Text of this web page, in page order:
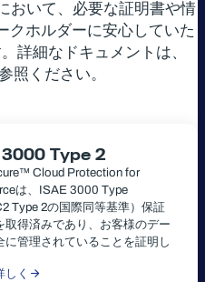
おいて、必要な証明書や情
クホルダーに安心していた
詳細なドキュメントは、
照ください。
3000 Type 2
Cloud Protection for
は、ISAE 3000 Type
Type 2の国際同等基準）保証
取得済みであり、お客様のデー
に管理されていることを証明し
しく